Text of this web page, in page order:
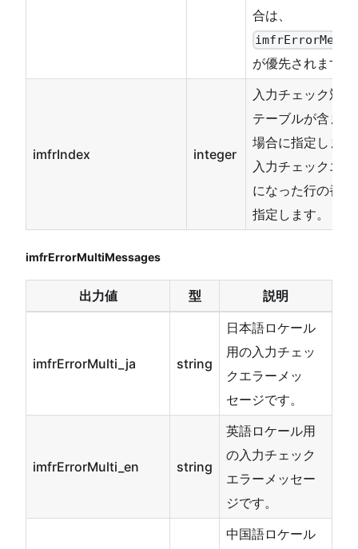
合は、
が優先されます。
imfrIndex integer
入力チェック対象
テーブルが含まれ
場合に指定します
入力チェックエラ
になった行の番号
指定します。
imfrErrorMultiMessages
出力値 型 説明
imfrErrorMulti_ja string
日本語ロケール
用の入力チェッ
クエラーメッ
セージです。
imfrErrorMulti_en string
英語ロケール用
の入力チェック
エラーメッセー
ジです。
中国語ロケール